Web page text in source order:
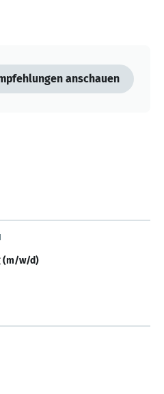
anschauen
(m/w/d)